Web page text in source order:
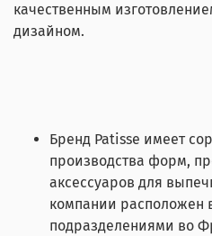
качественным
дизайном.
Бренд Patisse имеет
производства форм,
аксессуаров для
компании расположен
подразделениями во